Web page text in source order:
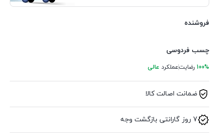
فروشنده
چسب فردوسی
100% رضایتعملکرد عالی
ضمانت اصالت کالا
7 روز گارانتی بازگشت وجه